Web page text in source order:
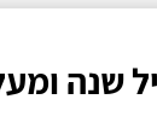
שנה